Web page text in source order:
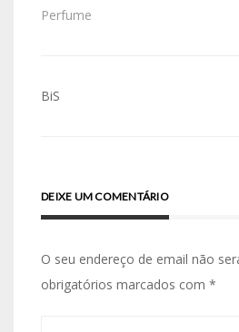
Perfume
Navegação
BiS
DEIXE UM COMENTÁRIO
O seu endereço de email não
obrigatórios marcados com *